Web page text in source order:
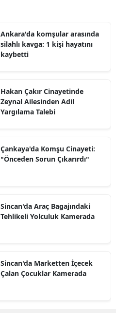
Ankara'da komşular arasında
silahlı kavga: 1 kişi hayatını
kaybetti
Hakan Çakır Cinayetinde
Zeynal Ailesinden Adil
Yargılama Talebi
Çankaya'da Komşu Cinayeti:
"Önceden Sorun Çıkarırdı"
Sincan'da Araç Bagajındaki
Tehlikeli Yolculuk Kamerada
Sincan'da Marketten İçecek
Çalan Çocuklar Kamerada